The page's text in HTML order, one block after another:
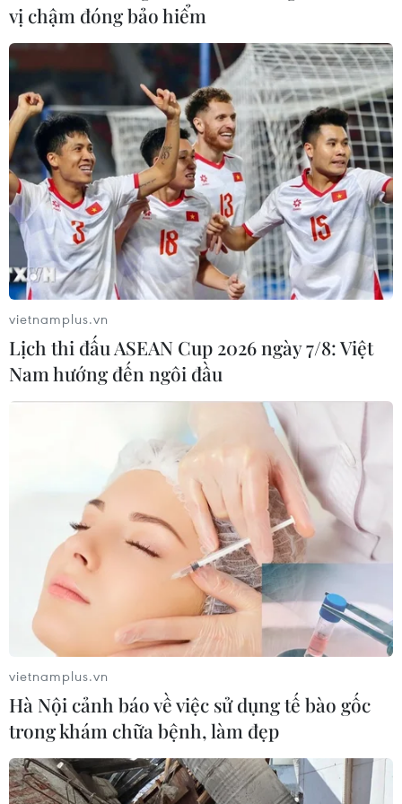
Trung Quốc: Thiết bị xét nghiệm COVID-
19 cho kết quả trong vòng 4 phút
10/02/2022 13:50
Các nhà nghiên cứu cho biết không giống như bộ công
cụ xét nghiệm qRT-PCR, thiết bị này không yêu cầu quy
trình chiết xuất và khuếch đại axit nucleic, do đó rút
ngắn đáng kể thời gian xét nghiệm.
vị chậm đóng bảo hiểm
vietnamplus.vn
Lịch thi đấu ASEAN Cup 2026 ngày 7/8: Việt
Nam hướng đến ngôi đầu
vietnamplus.vn
Hà Nội cảnh báo về việc sử dụng tế bào gốc
trong khám chữa bệnh, làm đẹp